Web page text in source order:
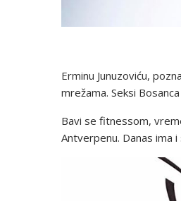
Erminu Junuzoviću,
mrežama. Seksi
Bavi se fitnessom,
Antverpenu. Danas ima